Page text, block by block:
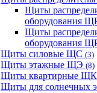
Щиты
оборудования
Щиты
оборудования
Щиты силовые ЩС (3)
Щиты этажные ЩЭ (8)
Щиты квартирные ЩК
Щиты для солнечных